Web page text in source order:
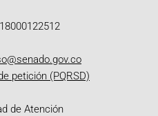
petición (PQRSD)
de Atención